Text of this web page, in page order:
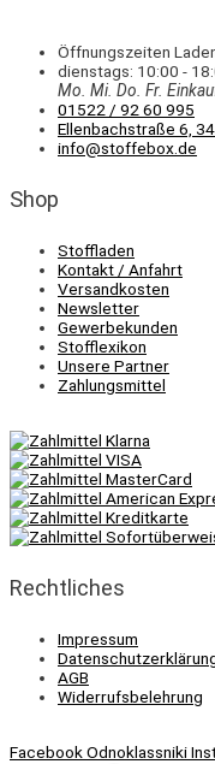
Öffnungszeiten
dienstags: 10:00 -
Mo. Mi. Do. Fr.
01522 / 92 60 995
Ellenbachstraße 6,
info@stoffebox.de
Shop
Stoffladen
Kontakt / Anfahrt
Versandkosten
Newsletter
Gewerbekunden
Stofflexikon
Unsere Partner
Zahlungsmittel
Rechtliches
Impressum
AGB
Widerrufsbelehrung
FacebookOdnoklassniki